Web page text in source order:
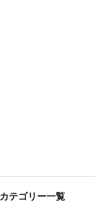
カテゴリー一覧